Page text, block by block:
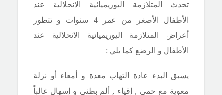
تحدث المتلازمة اليوريميائية الانحلالية عند
الأطفال الأصغر من عمر 4 سنوات و تتطور
أعراض المتلازمة اليوريميائية الانحلالية عند
الأطفال و الرضع كما يلي :
يسبق البدء عادة التهاب معدة و أمعاء أو نزلة
معوية مع حمى , إقياء , ألم بطني و إسهال غالباً